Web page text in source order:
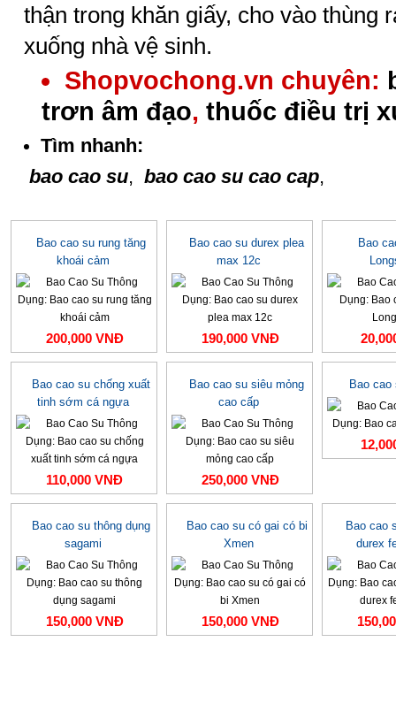
thận trong khăn giấy, cho vào thùng
xuống nhà vệ sinh.
Shopvochong.vn chuyên:
trơn âm đạo, thuốc điều trị
Tìm nhanh:
bao cao su, bao cao su cao cap,
Bao cao su rung tăng
khoái cảm
200,000 VNĐ
Bao cao su durex plea
max 12c
190,000 VNĐ
Bao
Bao cao su chống xuất
tinh sớm cá ngựa
110,000 VNĐ
Bao cao su siêu mỏng
cao cấp
250,000 VNĐ
Bao cao
Bao cao su thông dụng
sagami
150,000 VNĐ
Bao cao su có gai có bi
Xmen
150,000 VNĐ
Bao cao
durex